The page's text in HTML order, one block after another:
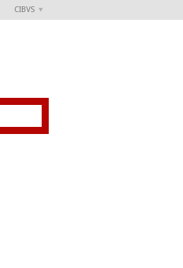
CIBVS